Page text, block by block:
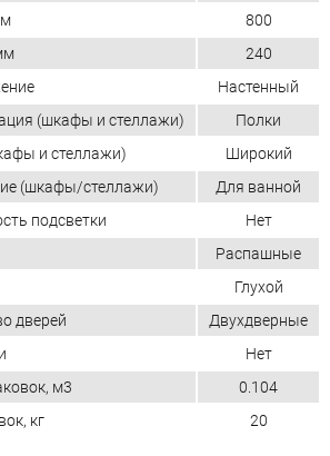
800
240
Настенный
(шкафы и стеллажи)
Полки
и стеллажи)
Широкий
(шкафы/стеллажи)
Для ванной
подсветки
Нет
Распашные
Глухой
дверей
Двухдверные
Нет
м3
0.104
кг
20